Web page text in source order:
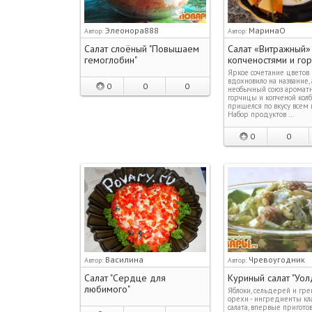
Автор: Элеонора888
Салат слоёный "Повышаем
гемоглобин"
0 0 0
Автор: МаринаО
Салат
копченостями и
Яркое сочетание цветов
вдохновило на название,
необычный союз
горчицы и копченой
пришелся по вкусу всем
Набор продуктов …
0 0
Автор: Василина
Салат "Сердце для
любимого"
Автор: Чревоугодник
Куриный салат
Яблоки, сельдерей и
орехи - ингредиенты
салата, впервые